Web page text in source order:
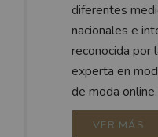
diferentes
nacionales e
reconocida por
experta en
de moda online.
VER MÁS